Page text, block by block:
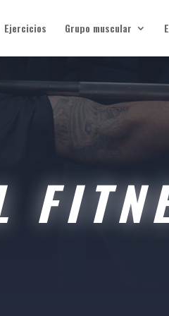
Ejercicios Grupo muscular